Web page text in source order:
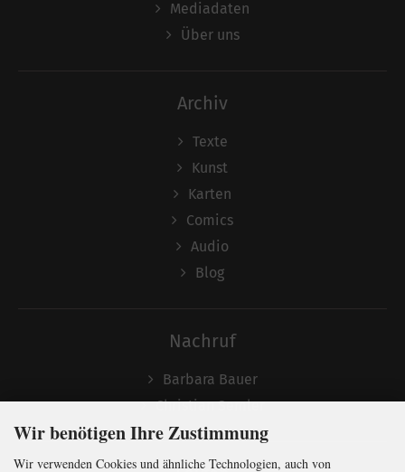
Mediadaten
Über uns
Archiv
Texte
Kunst
Karten
Comics
Audio
Blog
Nachruf
Barbara Bauer
Christian Semler
Wir benötigen Ihre Zustimmung
Wir verwenden Cookies und ähnliche Technologien, auch von